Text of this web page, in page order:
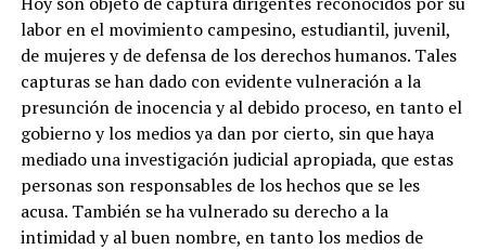
labor en el movimiento campesino, estudiantil, juvenil,
de mujeres y de defensa de los derechos humanos. Tales
capturas se han dado con evidente vulneración a la
presunción de inocencia y al debido proceso, en tanto el
gobierno y los medios ya dan por cierto, sin que haya
mediado una investigación judicial apropiada, que estas
personas son responsables de los hechos que se les
acusa. También se ha vulnerado su derecho a la
intimidad y al buen nombre, en tanto los medios de